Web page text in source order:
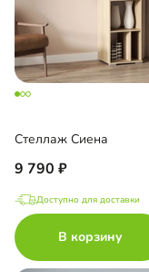
Стеллаж Сиена
9 790
Доступно для доставки
В корзину